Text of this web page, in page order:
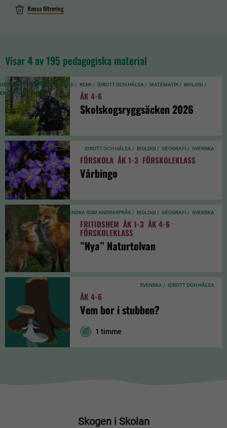
Rensa filtrering
Visar4 av 195 pedagogiska material
GEOGRAFI / SVENSKA / SLÖJD / KEMI / IDROTT OCH HÄLSA / MATEMATIK / BIOLOGI /
ENGELSKA / FYSIK ÅK 4-6
Skolskogsryggsäcken 2026
IDROTT OCH HÄLSA / BIOLOGI / GEOGRAFI / SVENSKA
FÖRSKOLA ÅK 1-3 FÖRSKOLEKLASS
Vårbingo
IDROTT OCH HÄLSA / SVENSKA SOM ANDRASPRÅK / BIOLOGI / GEOGRAFI / SVENSKA
FRITIDSHEM ÅK 1-3 ÅK 4-6
FÖRSKOLEKLASS
”Nya” Naturtolvan
SVENSKA / IDROTT OCH HÄLSA
ÅK 4-6
Vem bor i stubben?
1 timme
Skogen i Skolan